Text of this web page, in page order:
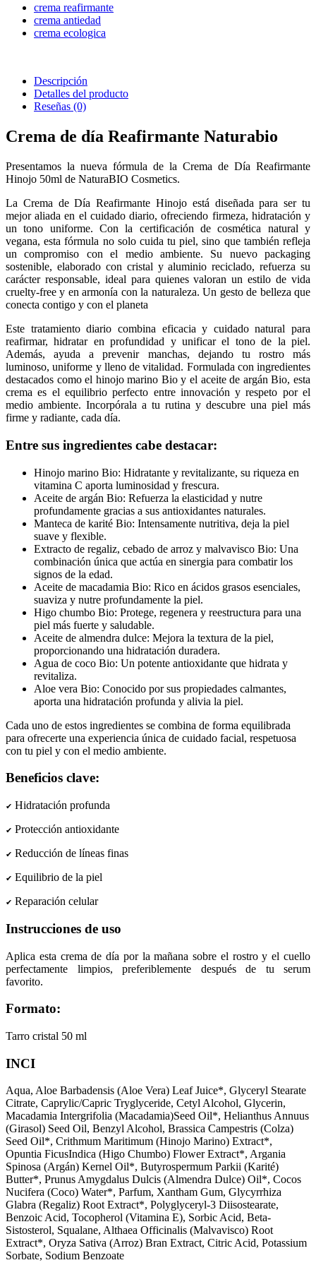
crema reafirmante
crema antiedad
crema ecologica
Descripción
Detalles del producto
Reseñas (0)
Crema de día Reafirmante Naturabio
Presentamos la nueva fórmula de la Crema de Día Reafirmante
Hinojo 50ml de NaturaBIO Cosmetics.
La Crema de Día Reafirmante Hinojo está diseñada para ser tu
mejor aliada en el cuidado diario, ofreciendo firmeza, hidratación y
un tono uniforme. Con la certificación de cosmética natural y
vegana, esta fórmula no solo cuida tu piel, sino que también refleja
un compromiso con el medio ambiente. Su nuevo packaging
sostenible, elaborado con cristal y aluminio reciclado, refuerza su
carácter responsable, ideal para quienes valoran un estilo de vida
cruelty-free y en armonía con la naturaleza. Un gesto de belleza que
conecta contigo y con el planeta
Este tratamiento diario combina eficacia y cuidado natural para
reafirmar, hidratar en profundidad y unificar el tono de la piel.
Además, ayuda a prevenir manchas, dejando tu rostro más
luminoso, uniforme y lleno de vitalidad. Formulada con ingredientes
destacados como el hinojo marino Bio y el aceite de argán Bio, esta
crema es el equilibrio perfecto entre innovación y respeto por el
medio ambiente. Incorpórala a tu rutina y descubre una piel más
firme y radiante, cada día.
Entre sus ingredientes cabe destacar:
Hinojo marino Bio: Hidratante y revitalizante, su riqueza en
vitamina C aporta luminosidad y frescura.
Aceite de argán Bio: Refuerza la elasticidad y nutre
profundamente gracias a sus antioxidantes naturales.
Manteca de karité Bio: Intensamente nutritiva, deja la piel
suave y flexible.
Extracto de regaliz, cebado de arroz y malvavisco Bio: Una
combinación única que actúa en sinergia para combatir los
signos de la edad.
Aceite de macadamia Bio: Rico en ácidos grasos esenciales,
suaviza y nutre profundamente la piel.
Higo chumbo Bio: Protege, regenera y reestructura para una
piel más fuerte y saludable.
Aceite de almendra dulce: Mejora la textura de la piel,
proporcionando una hidratación duradera.
Agua de coco Bio: Un potente antioxidante que hidrata y
revitaliza.
Aloe vera Bio: Conocido por sus propiedades calmantes,
aporta una hidratación profunda y alivia la piel.
Cada uno de estos ingredientes se combina de forma equilibrada
para ofrecerte una experiencia única de cuidado facial, respetuosa
con tu piel y con el medio ambiente.
Beneficios clave:
✔ Hidratación profunda
✔ Protección antioxidante
✔ Reducción de líneas finas
✔ Equilibrio de la piel
✔ Reparación celular
Instrucciones de uso
Aplica esta crema de día por la mañana sobre el rostro y el cuello
perfectamente limpios, preferiblemente después de tu serum
favorito.
Formato:
Tarro cristal 50 ml
INCI
Aqua, Aloe Barbadensis (Aloe Vera) Leaf Juice*, Glyceryl Stearate
Citrate, Caprylic/Capric Tryglyceride, Cetyl Alcohol, Glycerin,
Macadamia Intergrifolia (Macadamia)Seed Oil*, Helianthus Annuus
(Girasol) Seed Oil, Benzyl Alcohol, Brassica Campestris (Colza)
Seed Oil*, Crithmum Maritimum (Hinojo Marino) Extract*,
Opuntia FicusIndica (Higo Chumbo) Flower Extract*, Argania
Spinosa (Argán) Kernel Oil*, Butyrospermum Parkii (Karité)
Butter*, Prunus Amygdalus Dulcis (Almendra Dulce) Oil*, Cocos
Nucifera (Coco) Water*, Parfum, Xantham Gum, Glycyrrhiza
Glabra (Regaliz) Root Extract*, Polyglyceryl-3 Diisostearate,
Benzoic Acid, Tocopherol (Vitamina E), Sorbic Acid, Beta-
Sistosterol, Squalane, Althaea Officinalis (Malvavisco) Root
Extract*, Oryza Sativa (Arroz) Bran Extract, Citric Acid, Potassium
Sorbate, Sodium Benzoate